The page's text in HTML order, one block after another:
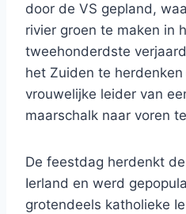
door de VS gepland,
rivier groen te maken in
tweehonderdste
het Zuiden te
vrouwelijke leider van
maarschalk naar voren
De feestdag herdenkt
Ierland en werd
grotendeels katholieke